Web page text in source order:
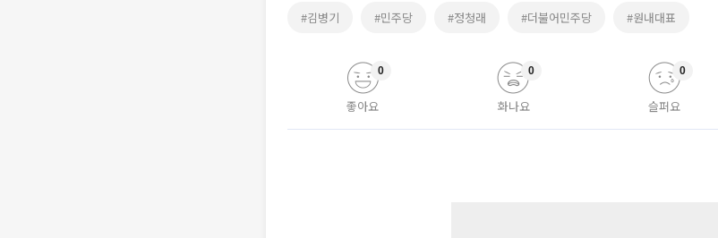
#김병기 #민주당 #정청래 #더불어민주당 #원내대표
좋아요
0
화나요
0
슬퍼요
0